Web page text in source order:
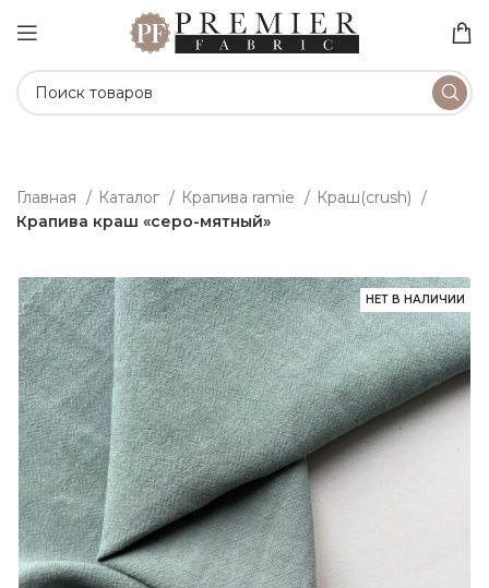
Главная Каталог Крапива ramie
Краш(crush)
Крапива краш «серо-мятный»
НЕТ В НАЛИЧИИ